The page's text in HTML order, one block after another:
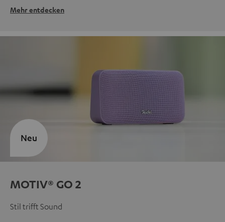
Mehr entdecken
MOTIV® GO 2
Stil trifft Sound
Neu